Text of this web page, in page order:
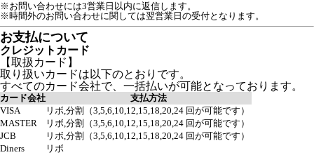
※お問い合わせには3営業日以内に返信します。
※時間外のお問い合わせに関しては翌営業日の受付となります。
お支払について
クレジットカード
【取扱カード】
取り扱いカードは以下のとおりです。
すべてのカード会社で、一括払いが可能となっております。
カード会社
支払方法
VISA
リボ,分割（3,5,6,10,12,15,18,20,24 回が可能です）
MASTER
リボ,分割（3,5,6,10,12,15,18,20,24 回が可能です）
JCB
リボ,分割（3,5,6,10,12,15,18,20,24 回が可能です）
Diners
リボ